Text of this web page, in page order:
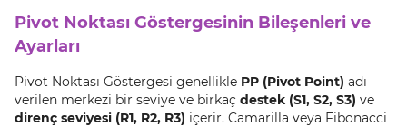
Pivot Noktası Göstergesinin Bileşenleri ve
Ayarları
Pivot Noktası Göstergesi genellikle PP (Pivot Point) adı
verilen merkezi bir seviye ve birkaç destek (S1, S2, S3) ve
direnç seviyesi (R1, R2, R3) içerir. Camarilla veya Fibonacci